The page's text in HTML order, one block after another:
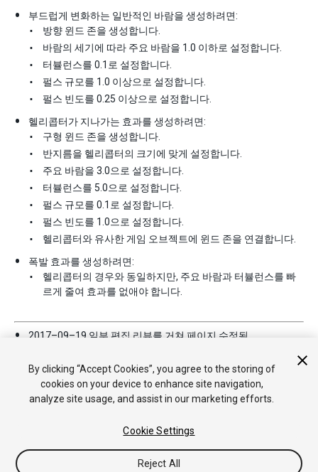
부드럽게 변화하는 일반적인 바람을 생성하려면:
방향 윈드 존을 생성합니다.
바람의 세기에 따라 주요 바람을 1.0 이하로 설정합니다.
터뷸런스를 0.1로 설정합니다.
펄스 규모를 1.0 이상으로 설정합니다.
펄스 빈도를 0.25 이상으로 설정합니다.
헬리콥터가 지나가는 효과를 생성하려면:
구형 윈드 존을 생성합니다.
반지름을 헬리콥터의 크기에 맞게 설정합니다.
주요 바람을 3.0으로 설정합니다.
터뷸런스를 5.0으로 설정합니다.
펄스 규모를 0.1로 설정합니다.
펄스 빈도를 1.0으로 설정합니다.
헬리콥터와 유사한 게임 오브젝트에 윈드 존을 연결합니다.
폭발 효과를 생성하려면:
헬리콥터의 경우와 동일하지만, 주요 바람과 터뷸런스를 빠
르게 줄여 효과를 없애야 합니다.
2017–09–19 일부 편집 리뷰를 거쳐 페이지 수정됨
Copyright © 2018 Unity Technologies. Publication 2017.4
By clicking “Accept Cookies”, you agree to the storing of
cookies on your device to enhance site navigation,
analyze site usage, and assist in our marketing efforts.
Cookie Settings
Reject All